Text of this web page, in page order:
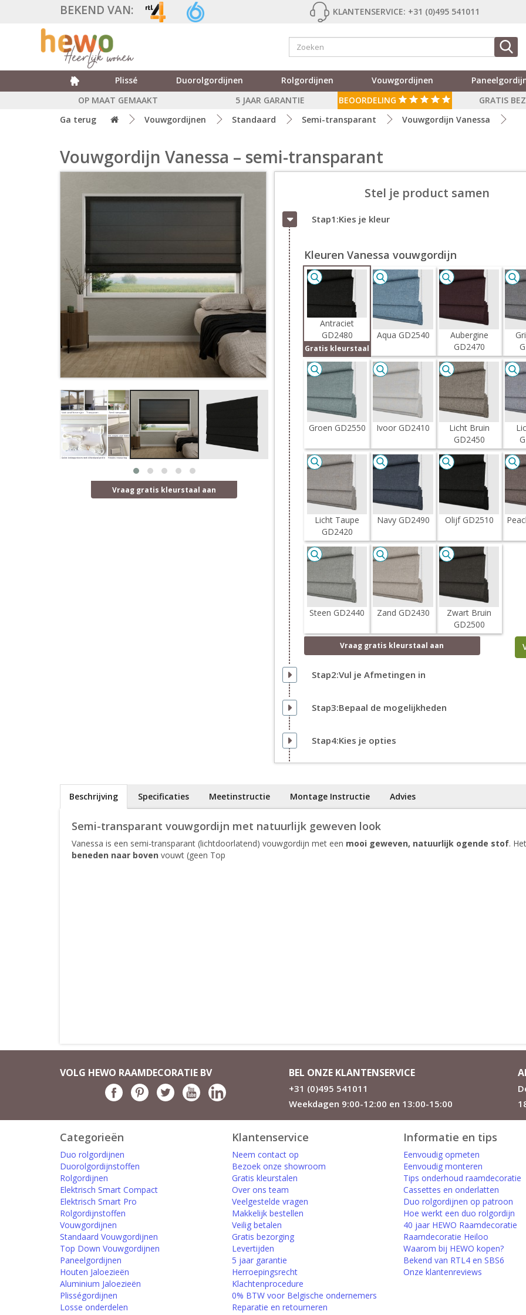
BEKEND VAN: KLANTENSERVICE: +31 (0)495 541011
Plissé Duorolgordijnen Rolgordijnen Vouwgordijnen
OP MAAT GEMAAKT
5 JAAR GARANTIE BEOORDELING GRATIS
Ga terug
Vouwgordijnen Standaard Semi-transparant Vouwgordijn Vanessa
Vouwgordijn Vanessa – semi-transparant
Vraag gratis kleurstaal aan
Stel je product samen
Stap1:Kies je kleur
Kleuren Vanessa vouwgordijn
Antraciet
GD2480
Gratis kleurstaal
Aqua GD2540
Aubergine
GD2470
Groen GD2550 Ivoor GD2410
Licht Bruin
GD2450
Licht Taupe
GD2420
Navy GD2490 Olijf GD2510
Steen GD2440 Zand GD2430
Zwart Bruin
GD2500
Vraag gratis kleurstaal aan
Stap2:Vul je Afmetingen in
Stap3:Bepaal de mogelijkheden
Stap4:Kies je opties
Beschrijving Specificaties Meetinstructie Montage Instructie Advies
Semi-transparant vouwgordijn met natuurlijk geweven look
Vanessa is een semi-transparant (lichtdoorlatend) vouwgordijn met een mooi geweven, natuurlijk ogende stof.
beneden naar boven vouwt (geen Top
VOLG HEWO RAAMDECORATIE BV BEL ONZE KLANTENSERVICE
+31 (0)495 541011
Weekdagen 9:00-12:00 en 13:00-15:00
Categorieën
Duo rolgordijnen
Duorolgordijnstoffen
Rolgordijnen
Elektrisch Smart Compact
Elektrisch Smart Pro
Rolgordijnstoffen
Vouwgordijnen
Standaard Vouwgordijnen
Top Down Vouwgordijnen
Paneelgordijnen
Houten Jaloezieën
Aluminium Jaloezieën
Plisségordijnen
Losse onderdelen
Klantenservice
Neem contact op
Bezoek onze showroom
Gratis kleurstalen
Over ons team
Veelgestelde vragen
Makkelijk bestellen
Veilig betalen
Gratis bezorging
Levertijden
5 jaar garantie
Herroepingsrecht
Klachtenprocedure
0% BTW voor Belgische ondernemers
Reparatie en retourneren
Informatie en tips
Eenvoudig opmeten
Eenvoudig monteren
Tips onderhoud raamdecoratie
Cassettes en onderlatten
Duo rolgordijnen op patroon
Hoe werkt een duo rolgordijn
40 jaar HEWO Raamdecoratie
Raamdecoratie Heiloo
Waarom bij HEWO kopen?
Bekend van RTL4 en SBS6
Onze klantenreviews